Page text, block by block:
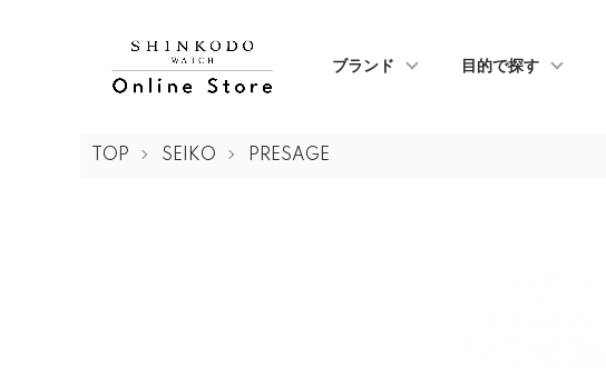
ブランド 目的で探す
TOP SEIKO PRESAGE